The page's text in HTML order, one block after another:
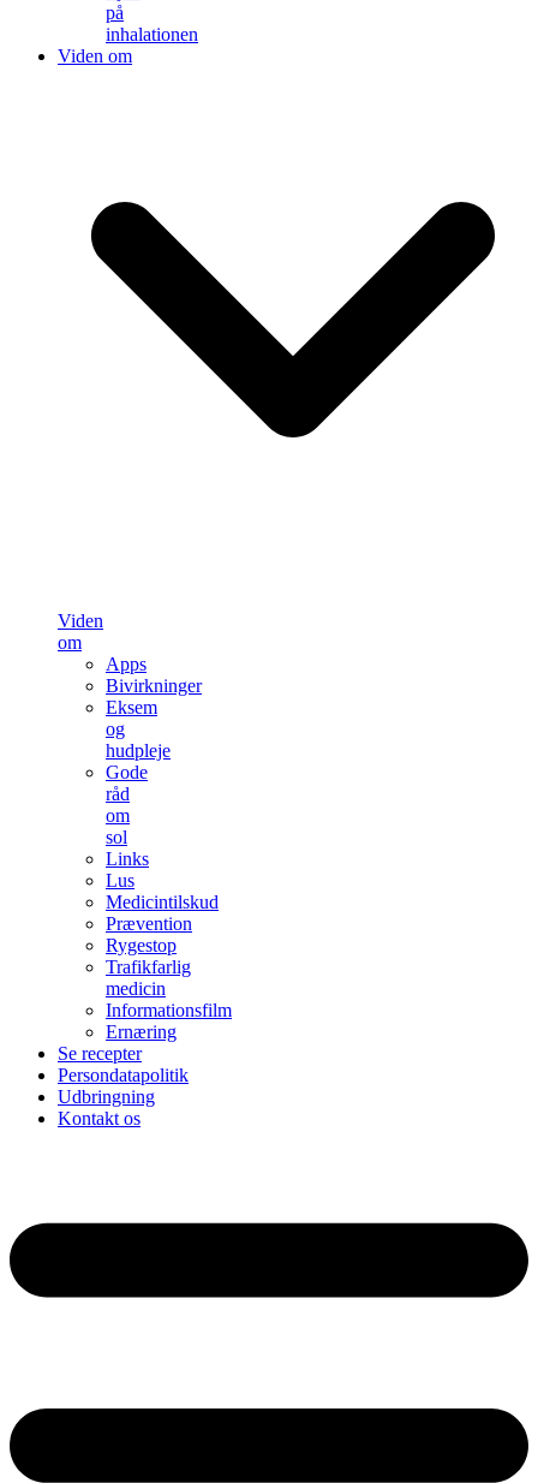
på
inhalationen
Viden om
Viden
om
Apps
Bivirkninger
Eksem
og
hudpleje
Gode
råd
om
sol
Links
Lus
Medicintilskud
Prævention
Rygestop
Trafikfarlig
medicin
Informationsfilm
Ernæring
Se recepter
Persondatapolitik
Udbringning
Kontakt os